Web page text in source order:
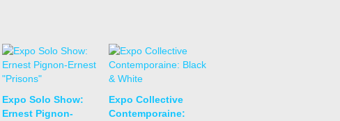
Expo Solo Show:
Ernest Pignon-
Expo Collective
Contemporaine: